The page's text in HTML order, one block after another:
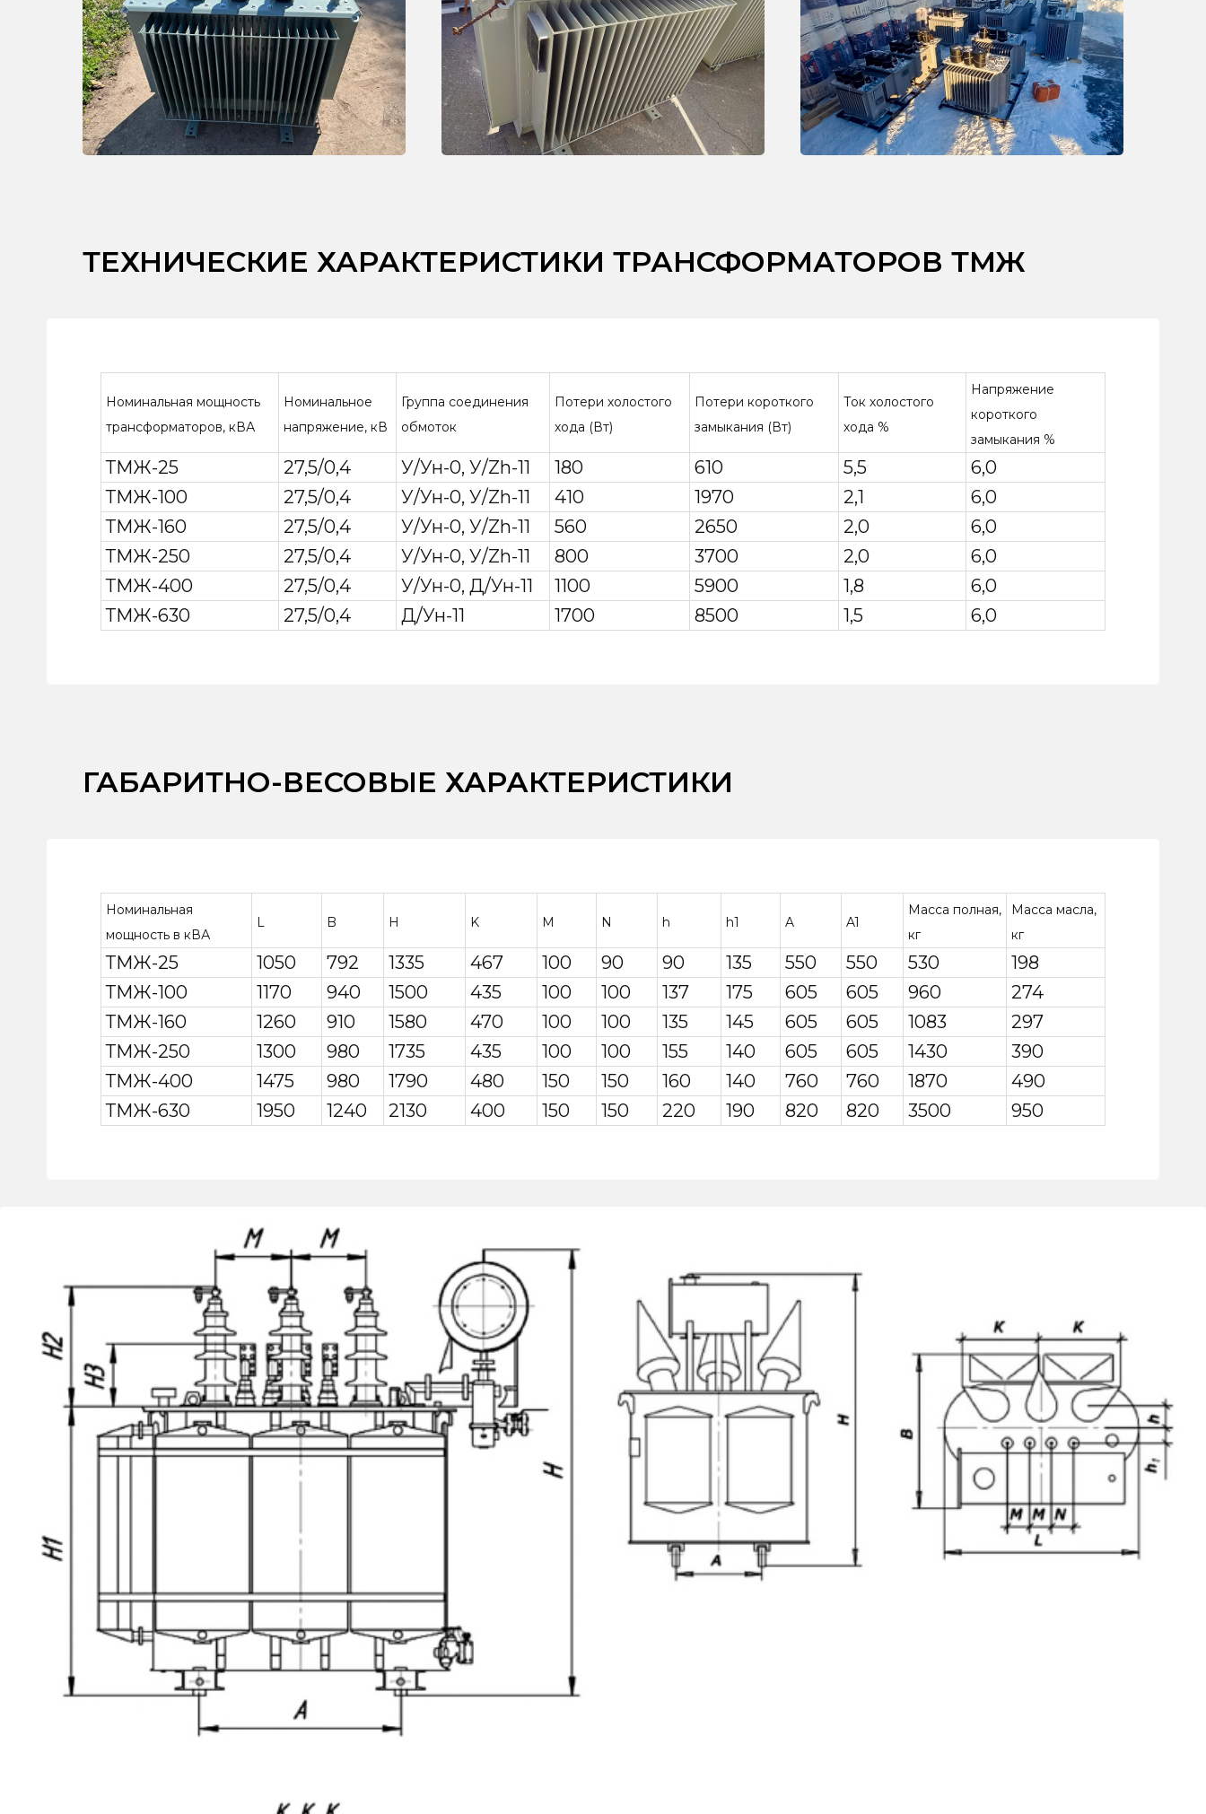
ТЕХНИЧЕСКИЕ ХАРАКТЕРИСТИКИ ТРАНСФОРМАТОРОВ ТМЖ
Номинальная мощность
трансформаторов, кВА
Номинальное
напряжение, кВ
Группа соединения
обмоток
Потери холостого
хода (Вт)
Потери короткого
замыкания (Вт)
Ток холостого
хода %
Напряжение
короткого
замыкания %
ТМЖ-25 27,5/0,4 У/Ун-0, У/Zh-11 180 610 5,5
6,0
ТМЖ-100
27,5/0,4 У/Ун-0, У/Zh-11 410 1970 2,1
6,0
ТМЖ-160
27,5/0,4 У/Ун-0, У/Zh-11 560 2650 2,0
6,0
ТМЖ-250
27,5/0,4 У/Ун-0, У/Zh-11 800 3700 2,0
6,0
ТМЖ-400
27,5/0,4 У/Ун-0, Д/Ун-11 1100 5900 1,8
6,0
ТМЖ-630
27,5/0,4 Д/Ун-11 1700 8500 1,5 6,0
ГАБАРИТНО-ВЕСОВЫЕ ХАРАКТЕРИСТИКИ
Номинальная
мощность в кВА
L B H K M N h h1 A A1
Масса полная,
кг
Масса масла,
кг
ТМЖ-25 1050 792 1335 467 100 90 90 135 550 550 530
198
ТМЖ-100
1170 940 1500 435 100 100 137 175 605 605 960
274
ТМЖ-160
1260 910 1580 470 100 100 135 145 605 605 1083
297
ТМЖ-250
1300 980 1735 435 100 100 155 140 605 605 1430
390
ТМЖ-400
1475 980 1790 480 150 150 160 140 760 760 1870
490
ТМЖ-630
1950 1240 2130 400 150 150 220 190 820 820 3500 950